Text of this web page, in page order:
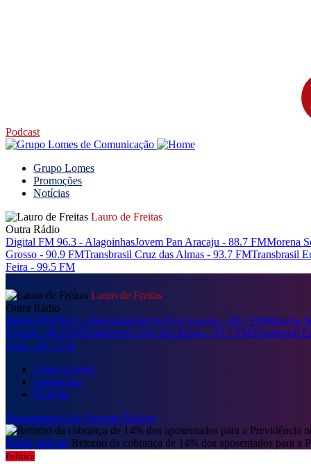
Podcast
Grupo Lomes
Promoções
Notícias
Lauro de Freitas
Outra Rádio
Digital FM 96.3 - AlagoinhasJovem Pan Aracaju - 88.7 FMMorena
Grosso - 90.9 FMTransbrasil Cruz das Almas - 93.7 FMTransbrasil
Feira - 99.5 FM
Lauro de Freitas
Outra Rádio
Digital FM 96.3 - AlagoinhasJovem Pan Aracaju - 88.7 FMMorena
Grosso - 90.9 FMTransbrasil Cruz das Almas - 93.7 FMTransbrasil
Feira - 99.5 FM
Grupo Lomes
Promoções
Notícias
Departamento do Ouvinte Podcast
Home notícias Retorno da cobrança de 14% dos aposentados para a
Política